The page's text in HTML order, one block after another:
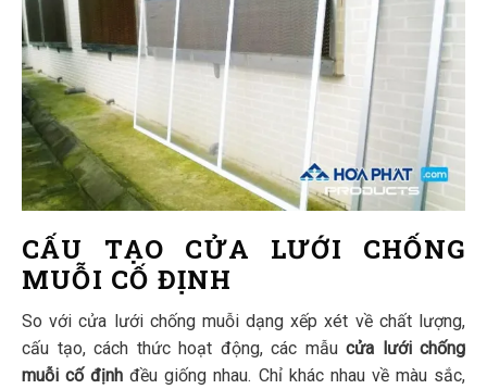
CẤU TẠO CỬA LƯỚI CHỐNG
MUỖI CỐ ĐỊNH
So với cửa lưới chống muỗi dạng xếp xét về chất lượng,
cấu tạo, cách thức hoạt động, các mẫu cửa lưới chống
muỗi cố định đều giống nhau. Chỉ khác nhau về màu sắc,